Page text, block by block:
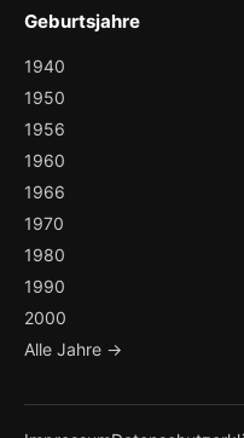
Geburtsjahre
1940
1950
1956
1960
1966
1970
1980
1990
2000
Alle Jahre →